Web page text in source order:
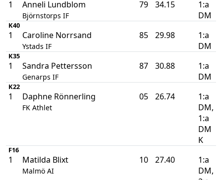
1 Anneli Lundblom
Björnstorps IF
79 34.15
1:a
DM
K40
1 Caroline Norrsand
Ystads IF
85 29.98
1:a
DM
K35
1 Sandra Pettersson
Genarps IF
87 30.88
1:a
DM
K22
1 Daphne Rönnerling
FK Athlet
05 26.74
1:a
DM,
1:a
DM
K
F16
1 Matilda Blixt
Malmö AI
10 27.40
1:a
DM,